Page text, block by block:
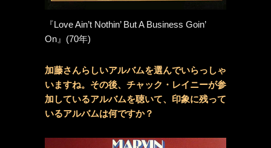
『Love Ain’t Nothin’ But A Business Goin’
On』(70年)
加藤さんらしいアルバムを選んでいらっしゃ
いますね。その後、チャック・レイニーが参
加しているアルバムを聴いて、印象に残って
いるアルバムは何ですか？